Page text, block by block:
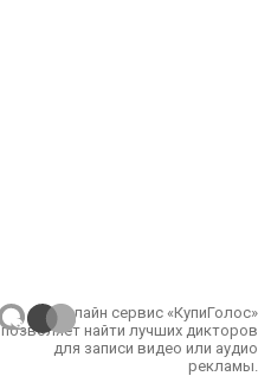
Онлайн сервис «КупиГолос»
позволяет найти лучших дикторов
для записи видео или аудио
рекламы.